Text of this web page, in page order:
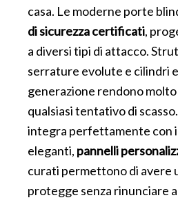
casa. Le moderne porte
di sicurezza certificati,
a diversi tipi di attacco.
serrature evolute e cilindri
generazione rendono
qualsiasi tentativo di
integra perfettamente con
eleganti, pannelli
curati permettono di avere
protegge senza rinunciare